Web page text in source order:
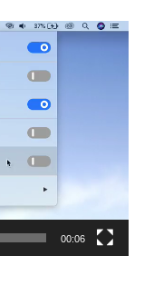
00:06